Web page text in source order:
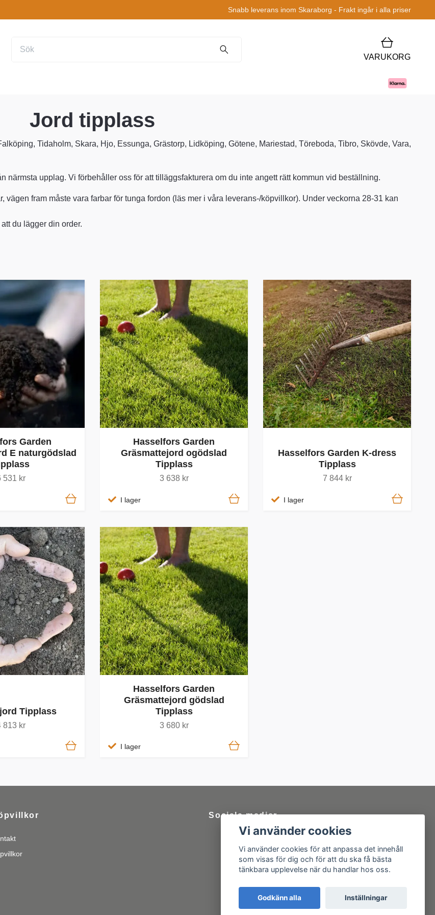
Snabb leverans inom Skaraborg - Frakt ingår i alla priser
VARUKORG
Jord tipplass
Tidaholm, Skara, Hjo, Essunga, Grästorp, Lidköping, Götene, Mariestad, Töreboda, Tibro, Skövde, Vara,
närmsta upplag. Vi förbehåller oss för att tilläggsfakturera om du inte angett rätt kommun vid beställning.
vägen fram måste vara farbar för tunga fordon (läs mer i våra leverans-/köpvillkor). Under veckorna 28-31 kan
du lägger din order.
Garden
E naturgödslad
531 kr
Hasselfors Garden
Gräsmattejord ogödslad
Tipplass
3 638 kr
I lager
Hasselfors Garden K-dress
Tipplass
7 844 kr
I lager
Tipplass
813 kr
Hasselfors Garden
Gräsmattejord gödslad
Tipplass
3 680 kr
I lager
Sociala medier
Vi använder cookies
Vi använder cookies för att anpassa det innehåll
som visas för dig och för att du ska få bästa
tänkbara upplevelse när du handlar hos oss.
Godkänn alla Inställningar